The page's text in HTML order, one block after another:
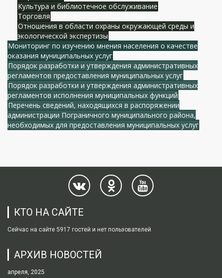
Культура и библиотечное обслуживание
Торговля
Отношения в области охраны окружающей среды и
экологической экспертизы
Мониторинг по изучению мнения населения о качестве
оказания муниципальных услуг
Порядок разработки и утверждения административных
регламентов предоставления муниципальных услуг
Порядок разработки и утверждения административных
регламентов исполнения муниципальных функций
Перечень сведений, находящихся в распоряжении
администрации Пограничного муниципального района,
необходимых для предоставления муниципальных услуг
КТО НА САЙТЕ
Сейчас на сайте 5917 гостей и нет пользователей
АРХИВ НОВОСТЕЙ
апреля, 2025